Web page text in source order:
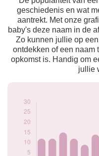
geschiedenis en wat
aantrekt. Met onze
baby's deze naam in de
Zo kunnen jullie op
ontdekken of een naam
opkomst is. Handig om
jullie
2012
15
2013
12
2014
9
2015
14
2016
13
2017
5
2022
2023
2024
21